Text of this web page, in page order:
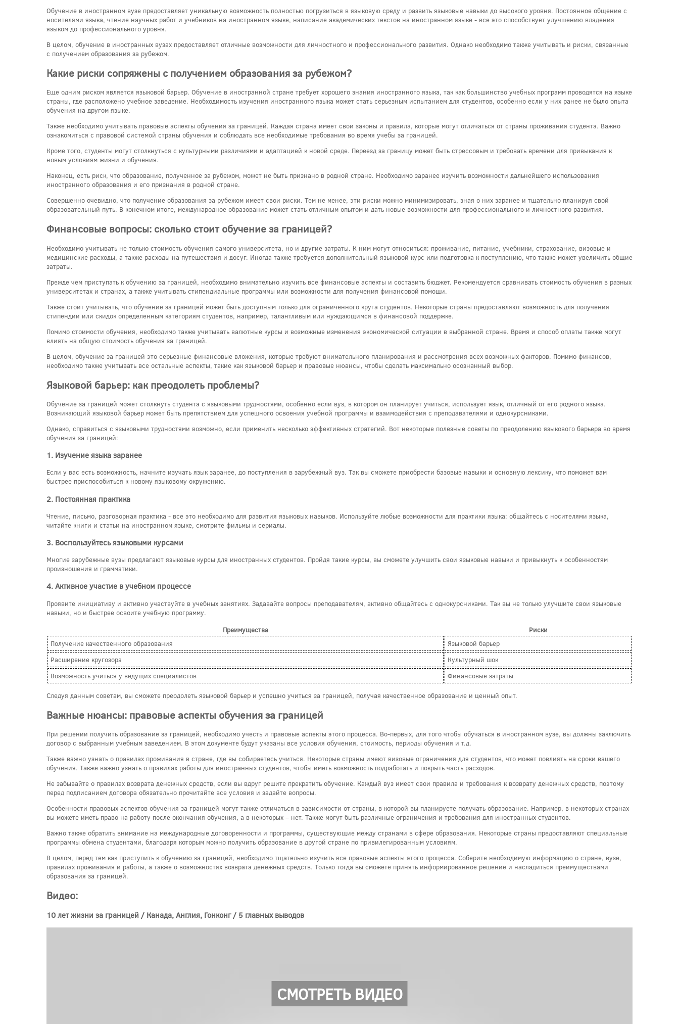
Обучение в иностранном вузе предоставляет уникальную возможность полностью погрузиться в языковую среду и развить языковые навыки до высокого уровня. Постоянное общение с
носителями языка, чтение научных работ и учебников на иностранном языке, написание академических текстов на иностранном языке - все это способствует улучшению владения
языком до профессионального уровня.
В целом, обучение в иностранных вузах предоставляет отличные возможности для личностного и профессионального развития. Однако необходимо также учитывать и риски, связанные
с получением образования за рубежом.
Какие риски сопряжены с получением образования за рубежом?
Еще одним риском является языковой барьер. Обучение в иностранной стране требует хорошего знания иностранного языка, так как большинство учебных программ проводятся на языке
страны, где расположено учебное заведение. Необходимость изучения иностранного языка может стать серьезным испытанием для студентов, особенно если у них ранее не было опыта
обучения на другом языке.
Также необходимо учитывать правовые аспекты обучения за границей. Каждая страна имеет свои законы и правила, которые могут отличаться от страны проживания студента. Важно
ознакомиться с правовой системой страны обучения и соблюдать все необходимые требования во время учебы за границей.
Кроме того, студенты могут столкнуться с культурными различиями и адаптацией к новой среде. Переезд за границу может быть стрессовым и требовать времени для привыкания к
новым условиям жизни и обучения.
Наконец, есть риск, что образование, полученное за рубежом, может не быть признано в родной стране. Необходимо заранее изучить возможности дальнейшего использования
иностранного образования и его признания в родной стране.
Совершенно очевидно, что получение образования за рубежом имеет свои риски. Тем не менее, эти риски можно минимизировать, зная о них заранее и тщательно планируя свой
образовательный путь. В конечном итоге, международное образование может стать отличным опытом и дать новые возможности для профессионального и личностного развития.
Финансовые вопросы: сколько стоит обучение за границей?
Необходимо учитывать не только стоимость обучения самого университета, но и другие затраты. К ним могут относиться: проживание, питание, учебники, страхование, визовые и
медицинские расходы, а также расходы на путешествия и досуг. Иногда также требуется дополнительный языковой курс или подготовка к поступлению, что также может увеличить общие
затраты.
Прежде чем приступать к обучению за границей, необходимо внимательно изучить все финансовые аспекты и составить бюджет. Рекомендуется сравнивать стоимость обучения в разных
университетах и странах, а также учитывать стипендиальные программы или возможности для получения финансовой помощи.
Также стоит учитывать, что обучение за границей может быть доступным только для ограниченного круга студентов. Некоторые страны предоставляют возможность для получения
стипендии или скидок определенным категориям студентов, например, талантливым или нуждающимся в финансовой поддержке.
Помимо стоимости обучения, необходимо также учитывать валютные курсы и возможные изменения экономической ситуации в выбранной стране. Время и способ оплаты также могут
влиять на общую стоимость обучения за границей.
В целом, обучение за границей это серьезные финансовые вложения, которые требуют внимательного планирования и рассмотрения всех возможных факторов. Помимо финансов,
необходимо также учитывать все остальные аспекты, такие как языковой барьер и правовые нюансы, чтобы сделать максимально осознанный выбор.
Языковой барьер: как преодолеть проблемы?
Обучение за границей может столкнуть студента с языковыми трудностями, особенно если вуз, в котором он планирует учиться, использует язык, отличный от его родного языка.
Возникающий языковой барьер может быть препятствием для успешного освоения учебной программы и взаимодействия с преподавателями и однокурсниками.
Однако, справиться с языковыми трудностями возможно, если применить несколько эффективных стратегий. Вот некоторые полезные советы по преодолению языкового барьера во время
обучения за границей:
1. Изучение языка заранее
Если у вас есть возможность, начните изучать язык заранее, до поступления в зарубежный вуз. Так вы сможете приобрести базовые навыки и основную лексику, что поможет вам
быстрее приспособиться к новому языковому окружению.
2. Постоянная практика
Чтение, письмо, разговорная практика - все это необходимо для развития языковых навыков. Используйте любые возможности для практики языка: общайтесь с носителями языка,
читайте книги и статьи на иностранном языке, смотрите фильмы и сериалы.
3. Воспользуйтесь языковыми курсами
Многие зарубежные вузы предлагают языковые курсы для иностранных студентов. Пройдя такие курсы, вы сможете улучшить свои языковые навыки и привыкнуть к особенностям
произношения и грамматики.
4. Активное участие в учебном процессе
Проявите инициативу и активно участвуйте в учебных занятиях. Задавайте вопросы преподавателям, активно общайтесь с однокурсниками. Так вы не только улучшите свои языковые
навыки, но и быстрее освоите учебную программу.
Преимущества
Риски
Получение качественного образования
Языковой барьер
Расширение кругозора
Культурный шок
Возможность учиться у ведущих специалистов
Финансовые затраты
Следуя данным советам, вы сможете преодолеть языковой барьер и успешно учиться за границей, получая качественное образование и ценный опыт.
Важные нюансы: правовые аспекты обучения за границей
При решении получить образование за границей, необходимо учесть и правовые аспекты этого процесса. Во-первых, для того чтобы обучаться в иностранном вузе, вы должны заключить
договор с выбранным учебным заведением. В этом документе будут указаны все условия обучения, стоимость, периоды обучения и т.д.
Также важно узнать о правилах проживания в стране, где вы собираетесь учиться. Некоторые страны имеют визовые ограничения для студентов, что может повлиять на сроки вашего
обучения. Также важно узнать о правилах работы для иностранных студентов, чтобы иметь возможность подработать и покрыть часть расходов.
Не забывайте о правилах возврата денежных средств, если вы вдруг решите прекратить обучение. Каждый вуз имеет свои правила и требования к возврату денежных средств, поэтому
перед подписанием договора обязательно прочитайте все условия и задайте вопросы.
Особенности правовых аспектов обучения за границей могут также отличаться в зависимости от страны, в которой вы планируете получать образование. Например, в некоторых странах
вы можете иметь право на работу после окончания обучения, а в некоторых – нет. Также могут быть различные ограничения и требования для иностранных студентов.
Важно также обратить внимание на международные договоренности и программы, существующие между странами в сфере образования. Некоторые страны предоставляют специальные
программы обмена студентами, благодаря которым можно получить образование в другой стране по привилегированным условиям.
В целом, перед тем как приступить к обучению за границей, необходимо тщательно изучить все правовые аспекты этого процесса. Соберите необходимую информацию о стране, вузе,
правилах проживания и работы, а также о возможностях возврата денежных средств. Только тогда вы сможете принять информированное решение и насладиться преимуществами
образования за границей.
Видео:
10 лет жизни за границей / Канада, Англия, Гонконг / 5 главных выводов
СМОТРЕТЬ ВИДЕО